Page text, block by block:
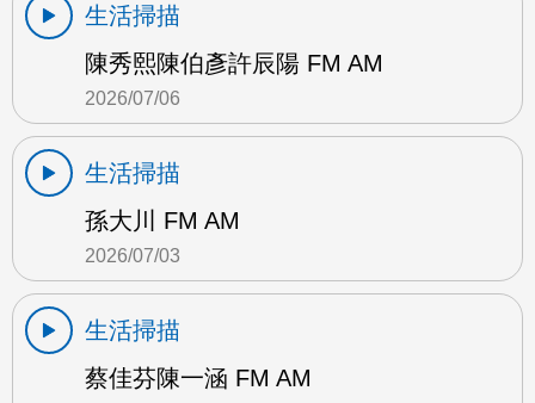
生活掃描
陳秀熙陳伯彥許辰陽 FM AM
2026/07/06
生活掃描
孫大川 FM AM
2026/07/03
生活掃描
蔡佳芬陳一涵 FM AM